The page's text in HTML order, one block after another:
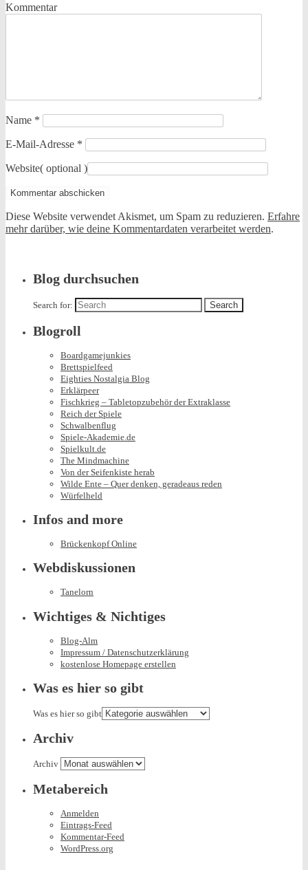
Kommentar
Name *
E-Mail-Adresse *
Website( optional )
Diese Website verwendet Akismet, um Spam zu reduzieren. Erfahre
mehr darüber, wie deine Kommentardaten verarbeitet werden.
Blog durchsuchen
Search for:
Blogroll
Boardgamejunkies
Brettspielfeed
Eighties Nostalgia Blog
Erklärpeer
Fischkrieg – Tabletopzubehör der Extraklasse
Reich der Spiele
Schwalbenflug
Spiele-Akademie.de
Spielkult.de
The Mindmachine
Von der Seifenkiste herab
Wilde Ente – Quer denken, geradeaus reden
Würfelheld
Infos and more
Brückenkopf Online
Webdiskussionen
Tanelorn
Wichtiges & Nichtiges
Blog-Alm
Impressum / Datenschutzerklärung
kostenlose Homepage erstellen
Was es hier so gibt
Was es hier so gibt
Archiv
Archiv
Metabereich
Anmelden
Eintrags-Feed
Kommentar-Feed
WordPress.org